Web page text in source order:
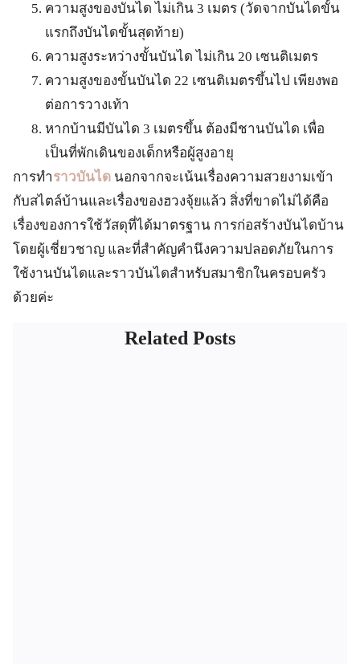
ความสูงของบันได ไม่เกิน 3 เมตร (วัดจากบันไดขั้น
แรกถึงบันไดขั้นสุดท้าย)
ความสูงระหว่างขั้นบันได ไม่เกิน 20 เซนติเมตร
ความสูงของขั้นบันได 22 เซนติเมตรขึ้นไป เพียงพอ
ต่อการวางเท้า
หากบ้านมีบันได 3 เมตรขึ้น ต้องมีชานบันได เพื่อ
เป็นที่พักเดินของเด็กหรือผู้สูงอายุ
การทำราวบันได นอกจากจะเน้นเรื่องความสวยงามเข้า
กับสไตล์บ้านและเรื่องของฮวงจุ้ยแล้ว สิ่งที่ขาดไม่ได้คือ
เรื่องของการใช้วัสดุที่ได้มาตรฐาน การก่อสร้างบันไดบ้าน
โดยผู้เชี่ยวชาญ และที่สำคัญคำนึงความปลอดภัยในการ
ใช้งานบันไดและราวบันไดสำหรับสมาชิกในครอบครัว
ด้วยค่ะ
Related Posts